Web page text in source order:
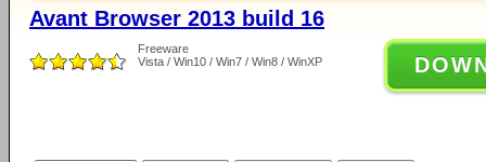
Avant Browser 2013 build 16
Freeware
Vista / Win10 / Win7 / Win8 / WinXP